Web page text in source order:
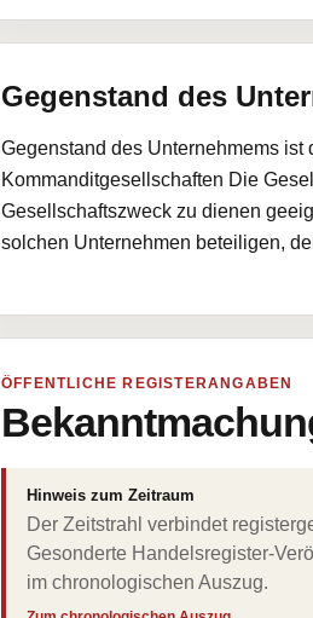
Gegenstand des
Gegenstand des Unternehmems
Kommanditgesellschaften Die
Gesellschaftszweck zu dienen
solchen Unternehmen beteiligen,
ÖFFENTLICHE REGISTERANGABEN
Hinweis zum Zeitraum
Der Zeitstrahl verbindet
Gesonderte Handelsregister-
im chronologischen Auszug.